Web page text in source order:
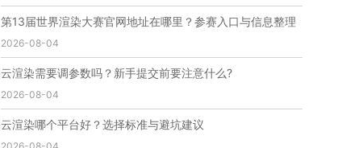
第十一届世界渲染大赛
世界渲染大赛时间
世界渲染大赛官网
国际渲染大赛
国际渲染大赛排名
世界渲染大赛软件
瑞云官网
瑞云科技 端云
瑞云渲染官网
网络渲染软件
云渲染服务
云渲染怎么收费
云渲染怎么用
第13届世界渲染大赛官网地址在哪里？参赛入口与信息整理
2026-08-04
云渲染需要调参数吗？新手提交前要注意什么?
2026-08-04
云渲染哪个平台好？选择标准与避坑建议